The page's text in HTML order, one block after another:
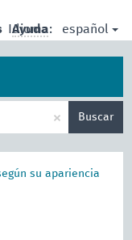
Idioma: español
Ayuda
× Buscar
su apariencia